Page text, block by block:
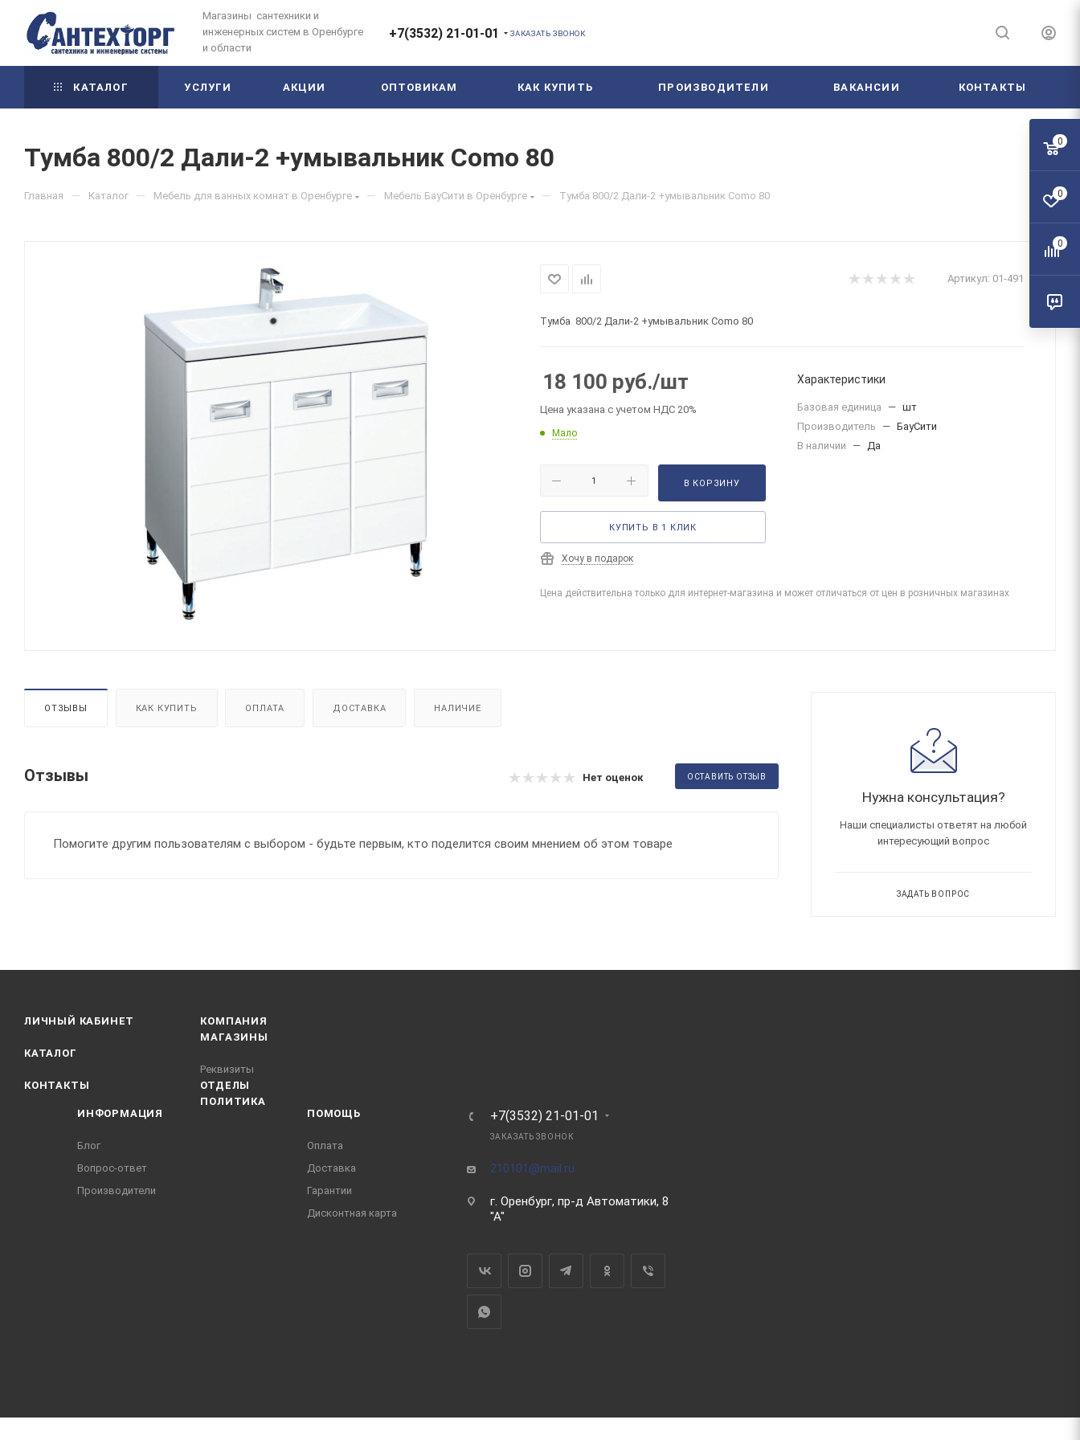
Магазины сантехники и
инженерных систем в Оренбурге
и области
+7(3532) 21-01-01 ЗАКАЗАТЬ ЗВОНОК
КАТАЛОГ УСЛУГИ АКЦИИ ОПТОВИКАМ КАК КУПИТЬ ПРОИЗВОДИТЕЛИ ВАКАНСИИ КОНТАКТЫ
Тумба 800/2 Дали-2 +умывальник Como 80
Главная — Каталог — Мебель для ванных комнат в Оренбурге — Мебель БауСити в Оренбурге — Тумба 800/2 Дали-2 +умывальник Como 80
Артикул: 01-491
Тумба 800/2 Дали-2 +умывальник Como 80
18 100 руб./шт
Цена указана с учетом НДС 20%
Мало
В КОРЗИНУ
КУПИТЬ В 1 КЛИК
Хочу в подарок
Характеристики
Базовая единица — шт
Производитель
— БауСити
В наличии
— Да
Цена действительна только для интернет-магазина и может отличаться от цен в розничных магазинах
ОТЗЫВЫ КАК КУПИТЬ ОПЛАТА ДОСТАВКА НАЛИЧИЕ
Отзывы Нет оценок ОСТАВИТЬ ОТЗЫВ
Помогите другим пользователям с выбором - будьте первым, кто поделится своим мнением об этом товаре
Нужна консультация?
Наши специалисты ответят на любой
интересующий вопрос
ЗАДАТЬ ВОПРОС
ЛИЧНЫЙ КАБИНЕТ
КАТАЛОГ
КОНТАКТЫ
КОМПАНИЯ
МАГАЗИНЫ
Реквизиты
ОТДЕЛЫ
ПОЛИТИКА
ИНФОРМАЦИЯ
Блог
Вопрос-ответ
Производители
ПОМОЩЬ
Оплата
Доставка
Гарантии
Дисконтная карта
+7(3532) 21-01-01
ЗАКАЗАТЬ ЗВОНОК
210101@mail.ru
г. Оренбург, пр-д Автоматики, 8
"А"
0
0
0